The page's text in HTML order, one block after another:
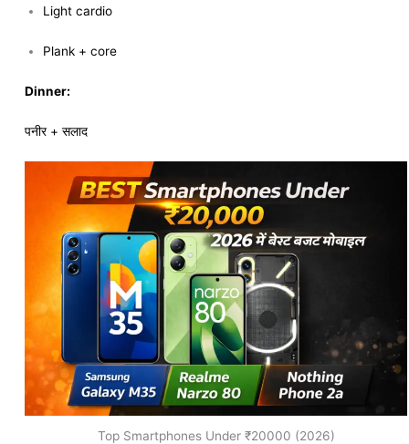
Light cardio
Plank + core
Dinner:
पनीर + सलाद
Top Smartphones Under ₹20000 (2026)